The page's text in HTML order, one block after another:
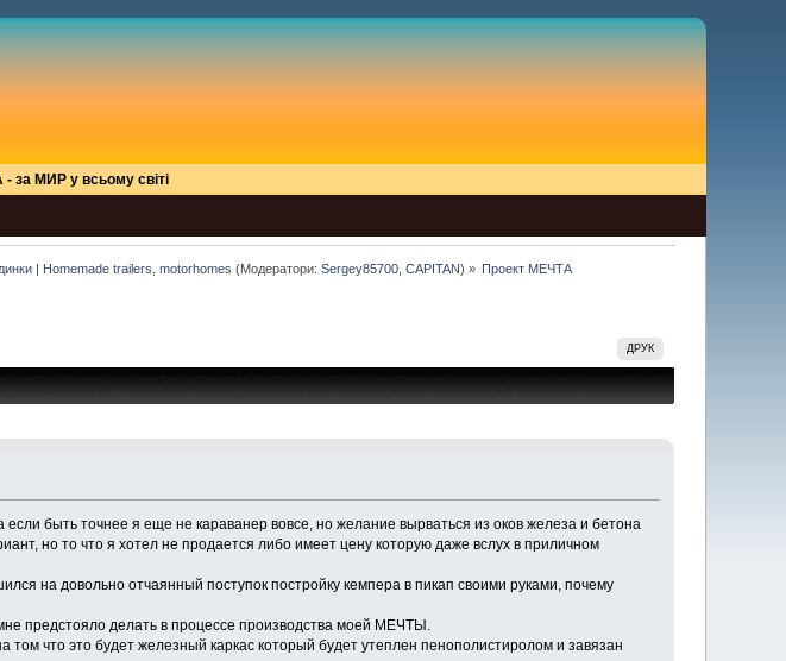
за МИР у всьому світі
| Homemade trailers, motorhomes (Модератори:Sergey85700 ,CAPITAN) » Проект МЕЧТА
ДРУК
быть точнее я еще не караванер вовсе, но желание вырваться из оков железа и бетона
но то что я хотел не продается либо имеет цену которую даже вслух в приличном
на довольно отчаянный поступок постройку кемпера в пикап своими руками, почему
предстояло делать в процессе производства моей МЕЧТЫ.
том что это будет железный каркас который будет утеплен пенополистиролом и завязан